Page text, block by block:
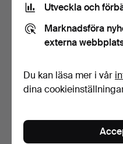
PRADA SKOR stl. 38
1 bud
47 USD
Utveckla och
Marknadsföra
externa
Du kan läsa mer i vår
dina